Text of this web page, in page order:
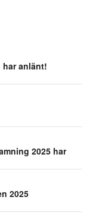
har anlänt!
2025 har
2025